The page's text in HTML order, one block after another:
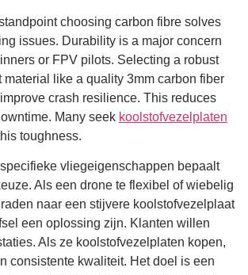
choosing carbon fibre solves
issues. Durability is a major concern
or FPV pilots. Selecting a robust
material like a quality 3mm carbon fiber
crash resilience. This reduces
Many seek koolstofvezelplaten
toughness.
vliegeigenschappen bepaalt
Als een drone te flexibel of wiebelig
naar een stijvere koolstofvezelplaat
een oplossing zijn. Klanten willen
Als ze koolstofvezelplaten kopen,
consistente kwaliteit. Het doel is een